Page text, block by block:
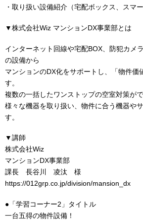
・取り扱い設備紹介（宅配ボックス、スマ
▼株式会社Wiz マンションDX事業部とは
インターネット回線や宅配BOX、防犯カメ
の設備から
マンションのDX化をサポートし、「物件価
す。
複数の一括したワンストップの空室対策がで
様々な機器を取り扱い、物件に合う機器や
す。
▼講師
株式会社Wiz
マンションDX事業部
課長 長谷川 凌汰 様
https://012grp.co.jp/division/mansion_dx
●「学習コーナー2」タイトル
一台五得の物件設備！